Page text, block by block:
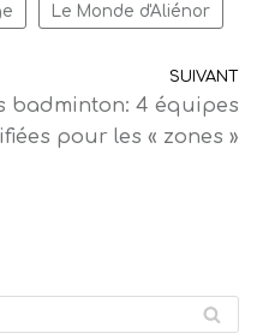
Le Monde d'Aliénor
SUIVANT
badminton: 4 équipes
pour les « zones »